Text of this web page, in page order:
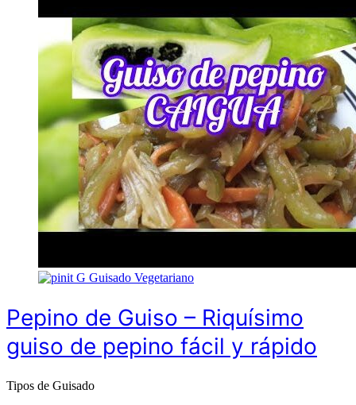
G Guisado Vegetariano
Pepino de Guiso – Riquísimo
guiso de pepino fácil y rápido
Tipos de Guisado